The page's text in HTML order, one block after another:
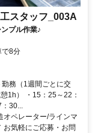
スタッフ_003A
プル作業♪
で8分
務（1週間ごとに交
1h） ・15：25～22：
30...
オペレーター/ラインマ
お気軽にご応募・お問